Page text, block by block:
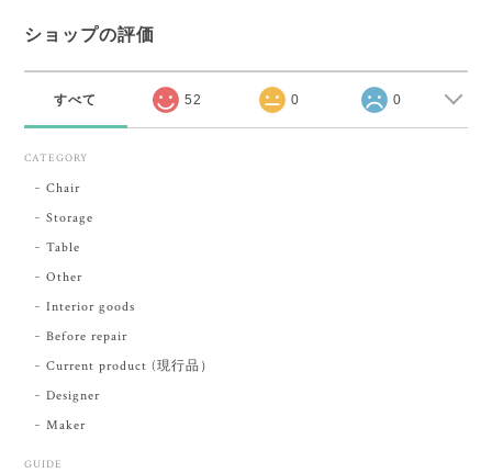
ショップの評価
すべて 52 0 0
CATEGORY
Chair
Storage
Table
Other
Interior goods
Before repair
Current product (現行品）
Designer
Maker
GUIDE